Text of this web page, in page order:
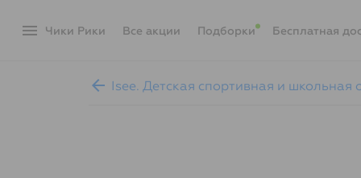
menu Чики Рики акции Подборки Бесплатная
arrow_back Isee. Детская спортивная и школьная